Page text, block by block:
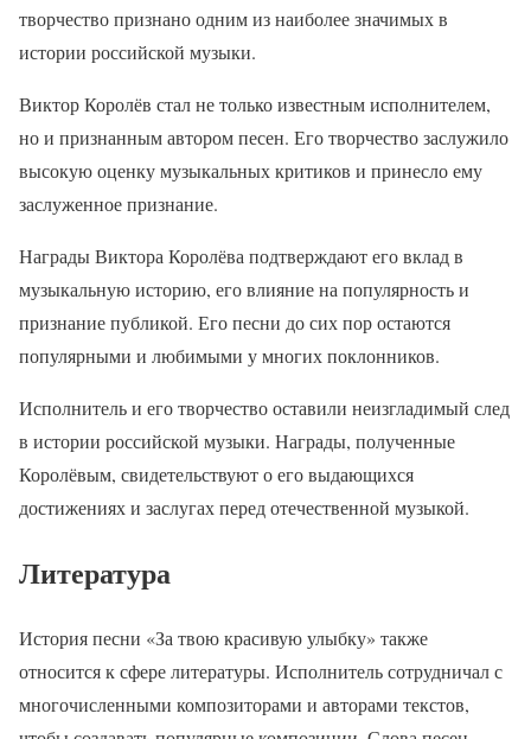
творчество признано одним из наиболее значимых в
истории российской музыки.
Виктор Королёв стал не только известным исполнителем,
но и признанным автором песен. Его творчество заслужило
высокую оценку музыкальных критиков и принесло ему
заслуженное признание.
Награды Виктора Королёва подтверждают его вклад в
музыкальную историю, его влияние на популярность и
признание публикой. Его песни до сих пор остаются
популярными и любимыми у многих поклонников.
Исполнитель и его творчество оставили неизгладимый след
в истории российской музыки. Награды, полученные
Королёвым, свидетельствуют о его выдающихся
достижениях и заслугах перед отечественной музыкой.
Литература
История песни «За твою красивую улыбку» также
относится к сфере литературы. Исполнитель сотрудничал с
многочисленными композиторами и авторами текстов,